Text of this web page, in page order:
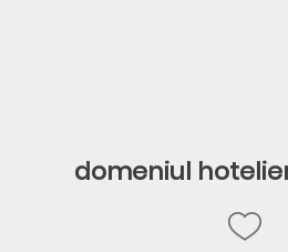
domeniul